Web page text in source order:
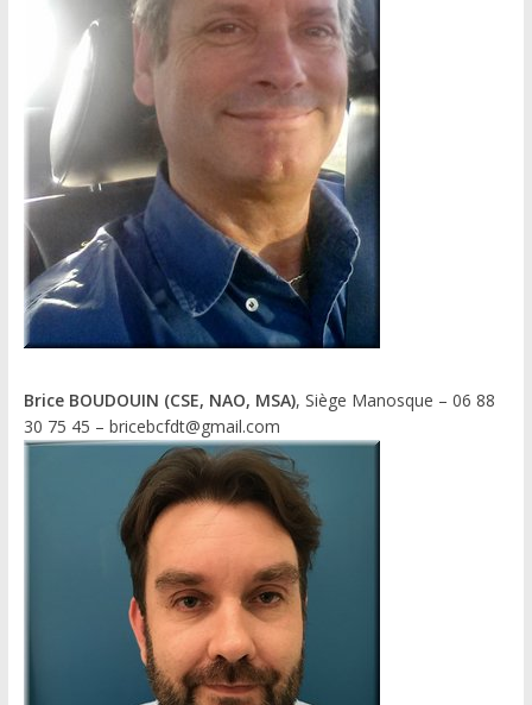
Brice BOUDOUIN (CSE, NAO, MSA), Siège Manosque – 06 88
30 75 45 – bricebcfdt@gmail.com